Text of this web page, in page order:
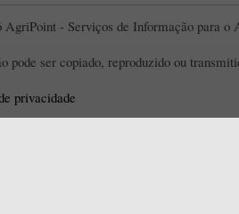
- Serviços de Informação para o
pode ser copiado, reproduzido ou
privacidade